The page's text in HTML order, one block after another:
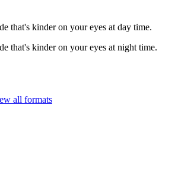
that's kinder on your eyes at day time.
that's kinder on your eyes at night time.
all formats